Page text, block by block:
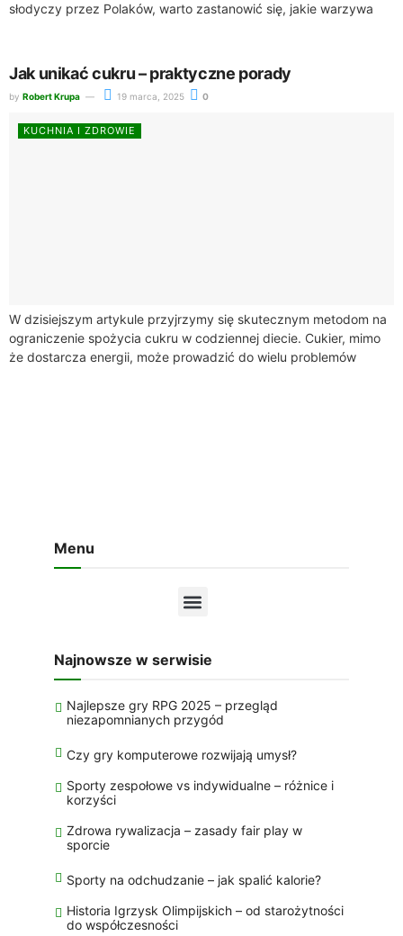
słodyczy przez Polaków, warto zastanowić się, jakie warzywa
Jak unikać cukru – praktyczne porady
by Robert Krupa 19 marca, 2025 0
KUCHNIA I ZDROWIE
W dzisiejszym artykule przyjrzymy się skutecznym metodom na
ograniczenie spożycia cukru w codziennej diecie. Cukier, mimo
że dostarcza energii, może prowadzić do wielu problemów
Menu
Najnowsze w serwisie
Najlepsze gry RPG 2025 – przegląd
niezapomnianych przygód
Czy gry komputerowe rozwijają umysł?
Sporty zespołowe vs indywidualne – różnice i
korzyści
Zdrowa rywalizacja – zasady fair play w
sporcie
Sporty na odchudzanie – jak spalić kalorie?
Historia Igrzysk Olimpijskich – od starożytności
do współczesności